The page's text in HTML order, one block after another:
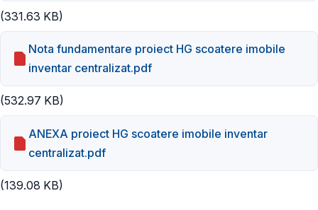
(331.63 KB)
Nota fundamentare proiect HG scoatere imobile
inventar centralizat.pdf
(532.97 KB)
ANEXA proiect HG scoatere imobile inventar
centralizat.pdf
(139.08 KB)